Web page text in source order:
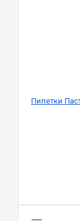
Пипетки